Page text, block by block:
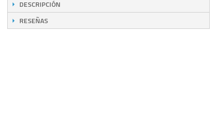
DESCRIPCIÓN
RESEÑAS